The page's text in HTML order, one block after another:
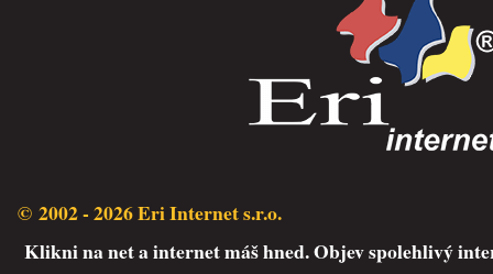
© 2002 - 2026 Eri Internet s.r.o.
Klikni na net a internet máš hned. Objev spolehlivý